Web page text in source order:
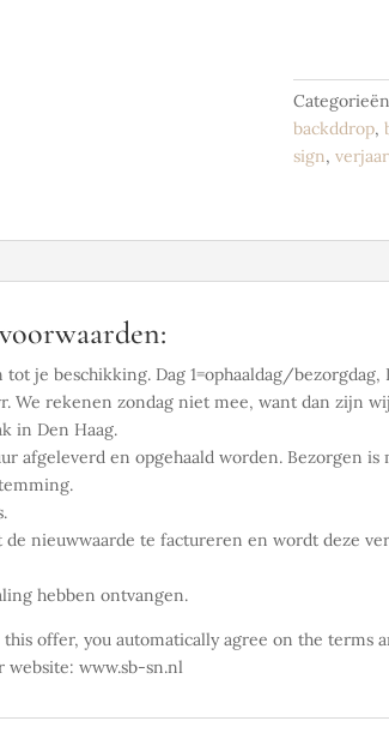
backddrop,
sign,
je beschikking. Dag 1=ophaaldag/bezorgdag,
We rekenen zondag niet mee, want dan zijn
in Den Haag.
afgeleverd en opgehaald worden. Bezorgen
nieuwwaarde te factureren en wordt deze
hebben ontvangen.
offer, you automatically agree on the
website: www.sb-sn.nl